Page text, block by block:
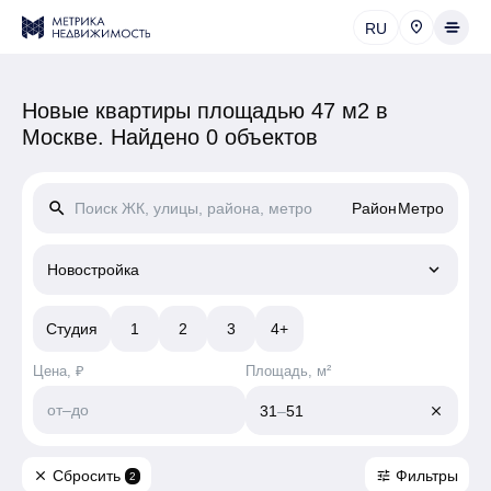
RU
Новые квартиры площадью 47 м2 в
Москве. Найдено 0 объектов
search РайонМетро
Новостройка keyboard_arrow_down
Студия 1 2 3 4+
Цена, ₽
от–до
Площадь, м²
31–51 close
close Сбросить 2 tune Фильтры